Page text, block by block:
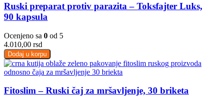
Ruski preparat protiv parazita – Toksfajter Luks,
90 kapsula
Ocenjeno sa 0 od 5
4.010,00 rsd
Dodaj u korpu
Fitoslim – Ruski čaj za mršavljenje, 30 briketa